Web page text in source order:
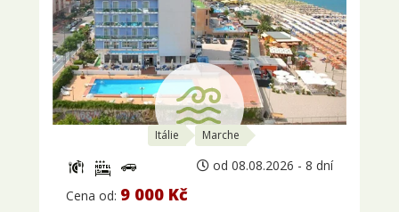
Itálie Marche
od 08.08.2026 - 8 dní
Cena od: 9 000 Kč